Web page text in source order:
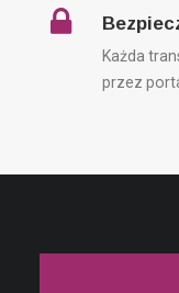
Soczewki
Okulary
Karol-MASK69
Każda
przez